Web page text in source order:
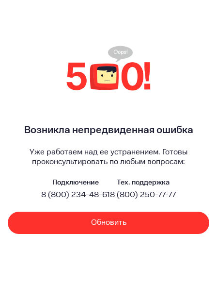
Возникла непредвиденная ошибка
Уже работаем над ее устранением. Готовы
проконсультировать по любым вопросам:
Подключение
8 (800) 234-48-61
Тех. поддержка
8 (800) 250-77-77
Обновить